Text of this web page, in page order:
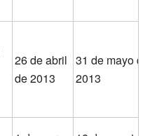
26 de abril
de 2013
31 de mayo de
2013